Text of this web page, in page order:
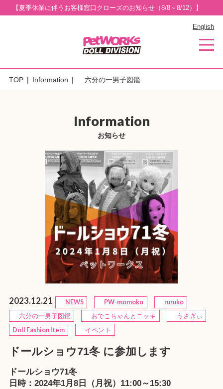
【夏季休業に伴うお客様窓口クローズのお知らせ（8/8～8/12）】
English
TOP Information 六分の一男子図鑑
Information
お知らせ
2023.12.21 NEWS PW-momoko
ruruko
六分の一男子図鑑
おでこちゃんとニッキ
うさぎぃ
Doll Fashion Item
イベント
ドールショウ71冬 に参加します
ドールショウ71冬
日時：2024年1月8日（月祝）11:00～15:30